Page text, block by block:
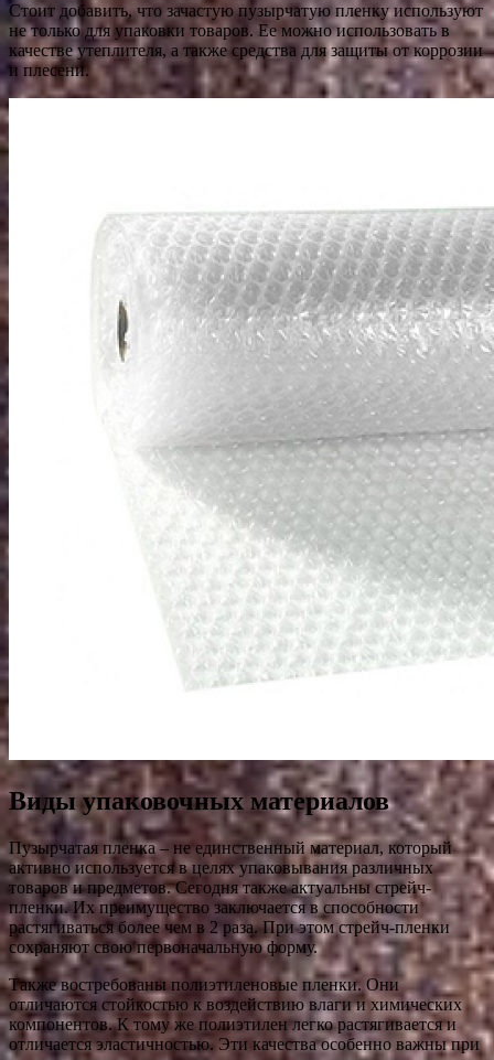
Стоит добавить, что зачастую пузырчатую пленку используют
не только для упаковки товаров. Ее можно использовать в
качестве утеплителя, а также средства для защиты от коррозии
и плесени.
Виды упаковочных материалов
Пузырчатая пленка – не единственный материал, который
активно используется в целях упаковывания различных
товаров и предметов. Сегодня также актуальны стрейч-
пленки. Их преимущество заключается в способности
растягиваться более чем в 2 раза. При этом стрейч-пленки
сохраняют свою первоначальную форму.
Также востребованы полиэтиленовые пленки. Они
отличаются стойкостью к воздействию влаги и химических
компонентов. К тому же полиэтилен легко растягивается и
отличается эластичностью. Эти качества особенно важны при